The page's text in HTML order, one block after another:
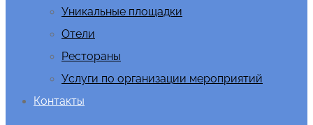
Уникальные площадки
Отели
Рестораны
Услуги по организации мероприятий
Контакты